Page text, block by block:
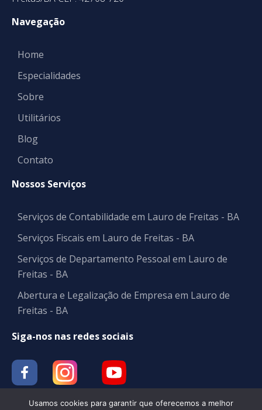
Navegação
Home
Especialidades
Sobre
Utilitários
Blog
Contato
Nossos Serviços
Serviços de Contabilidade em Lauro de Freitas - BA
Serviços Fiscais em Lauro de Freitas - BA
Serviços de Departamento Pessoal em Lauro de
Freitas - BA
Abertura e Legalização de Empresa em Lauro de
Freitas - BA
Siga-nos nas redes sociais
Usamos cookies para garantir que oferecemos a melhor